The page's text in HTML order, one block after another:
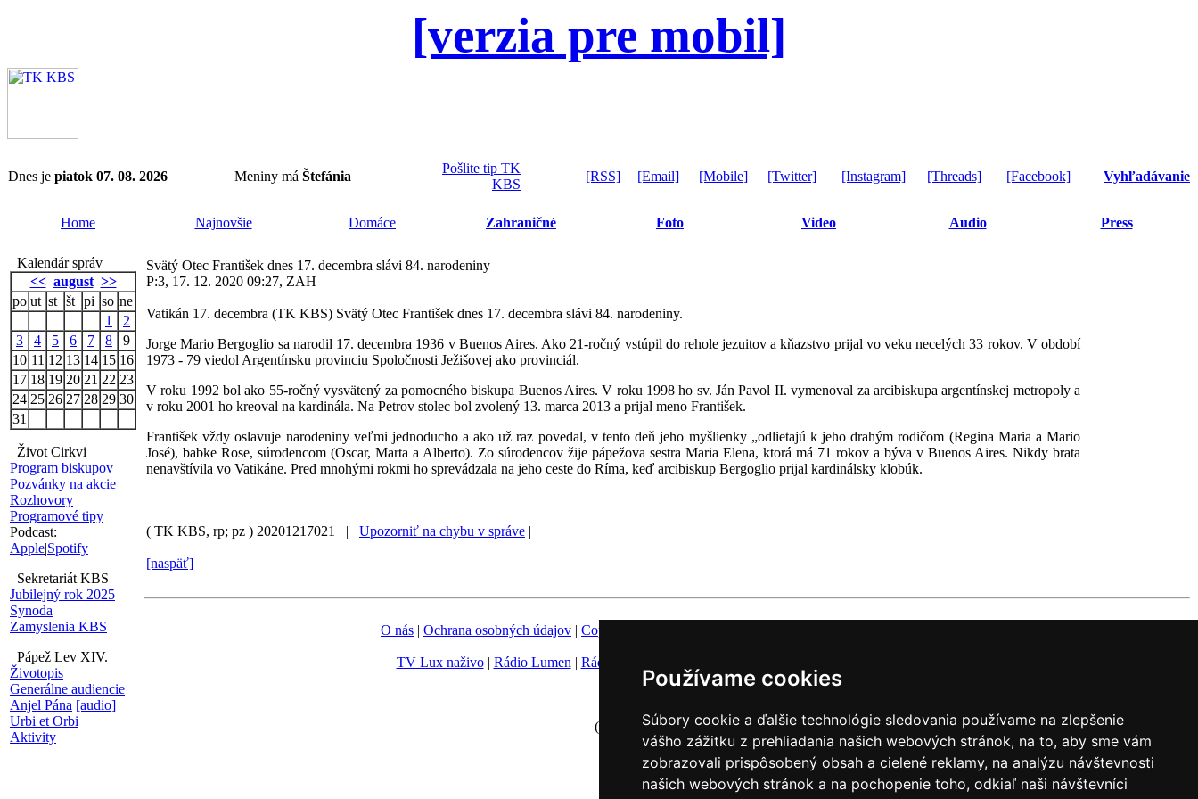
Používame cookies
Súbory cookie a ďalšie technológie sledovania používame na zlepšenie
vášho zážitku z prehliadania našich webových stránok, na to, aby sme vám
zobrazovali prispôsobený obsah a cielené reklamy, na analýzu návštevnosti
našich webových stránok a na pochopenie toho, odkiaľ naši návštevníci
[verzia pre mobil]
Dnes je piatok 07. 08. 2026 Meniny má Štefánia
Pošlite tip TK
KBS
[RSS] [Email] [Mobile] [Twitter] [Instagram] [Threads] [Facebook] Vyhľadávanie
Home Najnovšie Domáce Zahraničné Foto Video Audio Press
Kalendár správ
<< august >>
po ut st št pi so ne
1
2
3
4 5 6 7 8
9
10 11 12 13 14 15 16
17 18 19 20 21 22 23
24 25 26 27 28 29 30
31
Život Cirkvi
Program biskupov
Pozvánky na akcie
Rozhovory
Programové tipy
Podcast:
Apple|Spotify
Sekretariát KBS
Jubilejný rok 2025
Synoda
Zamyslenia KBS
Pápež Lev XIV.
Životopis
Generálne audiencie
Anjel Pána [audio]
Urbi et Orbi
Aktivity
Svätý Otec František dnes 17. decembra slávi 84. narodeniny
P:3, 17. 12. 2020 09:27, ZAH
Vatikán 17. decembra (TK KBS) Svätý Otec František dnes 17. decembra slávi 84. narodeniny.
Jorge Mario Bergoglio sa narodil 17. decembra 1936 v Buenos Aires. Ako 21-ročný vstúpil do rehole jezuitov a kňazstvo prijal vo veku necelých 33 rokov. V období
1973 - 79 viedol Argentínsku provinciu Spoločnosti Ježišovej ako provinciál.
V roku 1992 bol ako 55-ročný vysvätený za pomocného biskupa Buenos Aires. V roku 1998 ho sv. Ján Pavol II. vymenoval za arcibiskupa argentínskej metropoly a
v roku 2001 ho kreoval na kardinála. Na Petrov stolec bol zvolený 13. marca 2013 a prijal meno František.
František vždy oslavuje narodeniny veľmi jednoducho a ako už raz povedal, v tento deň jeho myšlienky „odlietajú k jeho drahým rodičom (Regina Maria a Mario
José), babke Rose, súrodencom (Oscar, Marta a Alberto). Zo súrodencov žije pápežova sestra Maria Elena, ktorá má 71 rokov a býva v Buenos Aires. Nikdy brata
nenavštívila vo Vatikáne. Pred mnohými rokmi ho sprevádzala na jeho ceste do Ríma, keď arcibiskup Bergoglio prijal kardinálsky klobúk.
( TK KBS, rp; pz ) 20201217021 | Upozorniť na chybu v správe |
[naspäť]
O nás | Ochrana osobných údajov | Copyright
TV Lux naživo| Rádio Lumen | Rádio Vatikán
(c) TK KBS 2003 - 2026